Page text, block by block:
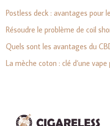
Postless deck : avantages pour
Résoudre le problème de coil
Quels sont les avantages du
La mèche coton : clé d’une